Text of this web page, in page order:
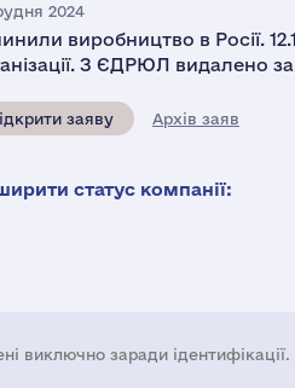
2024
виробництво в Росії.
З ЄДРЮЛ видалено
заяву Архів заяв
статус компанії:
виключно заради